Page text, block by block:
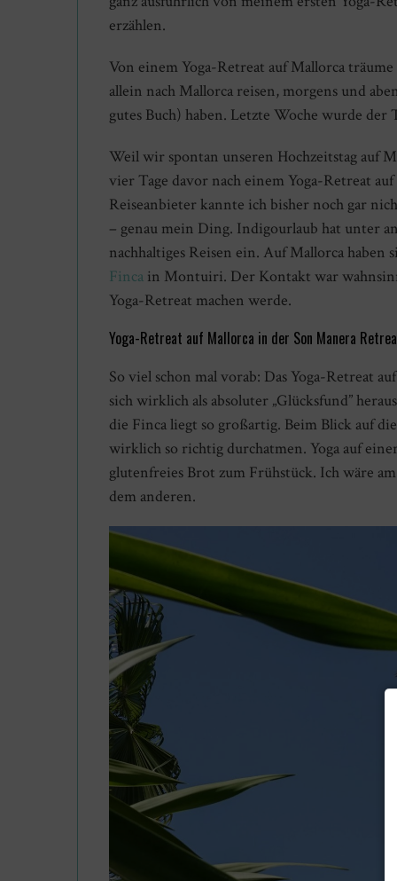
erzählen.
Von einem Yoga-Retreat auf Mallorca
allein nach Mallorca reisen, morgens und
gutes Buch) haben. Letzte Woche wurde
Weil wir spontan unseren Hochzeitstag auf
vier Tage davor nach einem Yoga-Retreat
Reiseanbieter kannte ich bisher noch gar
– genau mein Ding. Indigourlaub hat unter
nachhaltiges Reisen ein. Auf Mallorca haben
Finca in Montuiri. Der Kontakt war
Yoga-Retreat machen werde.
Yoga-Retreat auf Mallorca in der Son Manera
So viel schon mal vorab: Das Yoga-Retreat
sich wirklich als absoluter „Glücksfund”
die Finca liegt so großartig. Beim Blick auf
wirklich so richtig durchatmen. Yoga auf
glutenfreies Brot zum Frühstück. Ich wäre
dem anderen.